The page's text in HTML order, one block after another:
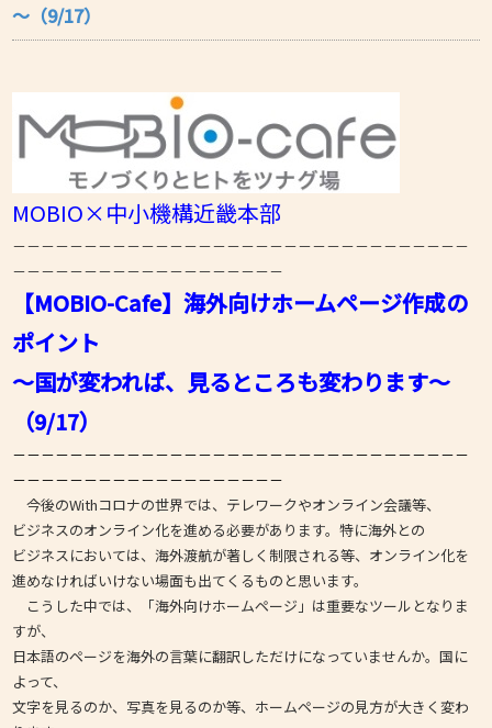
～（9/17）
MOBIO×中小機構近畿本部
－－－－－－－－－－－－－－－－－－－－－－－－－－－－－－－－
－－－－－－－－－－－－－－－－－－－
【MOBIO-Cafe】海外向けホームページ作成の
ポイント
～国が変われば、見るところも変わります～
（9/17）
－－－－－－－－－－－－－－－－－－－－－－－－－－－－－－－－
－－－－－－－－－－－－－－－－－－－
今後のWithコロナの世界では、テレワークやオンライン会議等、
ビジネスのオンライン化を進める必要があります。特に海外との
ビジネスにおいては、海外渡航が著しく制限される等、オンライン化を
進めなければいけない場面も出てくるものと思います。
こうした中では、「海外向けホームページ」は重要なツールとなりま
すが、
日本語のページを海外の言葉に翻訳しただけになっていませんか。国に
よって、
文字を見るのか、写真を見るのか等、ホームページの見方が大きく変わ